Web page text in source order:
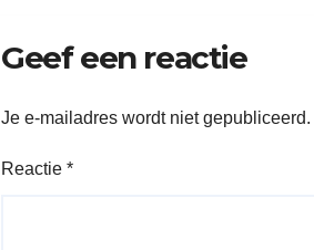
Geef een reactie
Je e-mailadres wordt niet gepubliceerd.
Reactie *